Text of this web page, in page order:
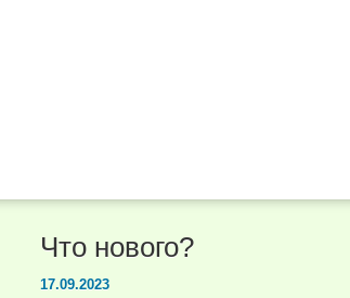
Что нового?
17.09.2023